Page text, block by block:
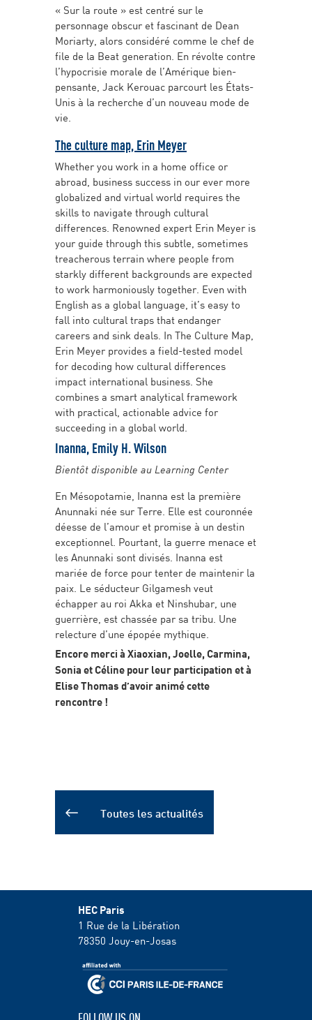
« Sur la route » est centré sur le
personnage obscur et fascinant de Dean
Moriarty, alors considéré comme le chef de
file de la Beat generation. En révolte contre
l’hypocrisie morale de l’Amérique bien-
pensante, Jack Kerouac parcourt les États-
Unis à la recherche d’un nouveau mode de
vie.
The culture map, Erin Meyer
Whether you work in a home office or
abroad, business success in our ever more
globalized and virtual world requires the
skills to navigate through cultural
differences. Renowned expert Erin Meyer is
your guide through this subtle, sometimes
treacherous terrain where people from
starkly different backgrounds are expected
to work harmoniously together. Even with
English as a global language, it’s easy to
fall into cultural traps that endanger
careers and sink deals. In The Culture Map,
Erin Meyer provides a field-tested model
for decoding how cultural differences
impact international business. She
combines a smart analytical framework
with practical, actionable advice for
succeeding in a global world.
Inanna, Emily H. Wilson
Bientôt disponible au Learning Center
En Mésopotamie, Inanna est la première
Anunnaki née sur Terre. Elle est couronnée
déesse de l’amour et promise à un destin
exceptionnel. Pourtant, la guerre menace et
les Anunnaki sont divisés. Inanna est
mariée de force pour tenter de maintenir la
paix. Le séducteur Gilgamesh veut
échapper au roi Akka et Ninshubar, une
guerrière, est chassée par sa tribu. Une
relecture d’une épopée mythique.
Encore merci à Xiaoxian, Joelle, Carmina,
Sonia et Céline pour leur participation et à
Elise Thomas d’avoir animé cette
rencontre !
Toutes les actualités
HEC Paris
1 Rue de la Libération
78350 Jouy-en-Josas